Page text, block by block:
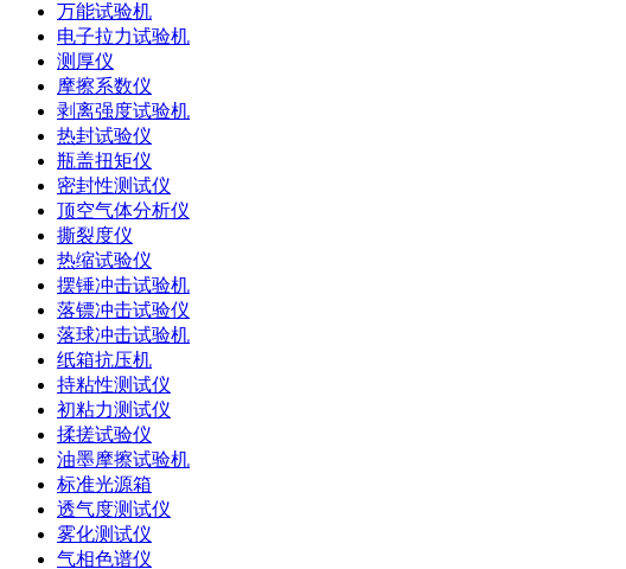
万能试验机
电子拉力试验机
测厚仪
摩擦系数仪
剥离强度试验机
热封试验仪
瓶盖扭矩仪
密封性测试仪
顶空气体分析仪
撕裂度仪
热缩试验仪
摆锤冲击试验机
落镖冲击试验仪
落球冲击试验机
纸箱抗压机
持粘性测试仪
初粘力测试仪
揉搓试验仪
油墨摩擦试验机
标准光源箱
透气度测试仪
雾化测试仪
气相色谱仪